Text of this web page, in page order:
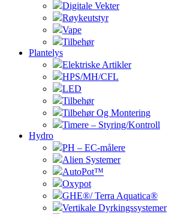
Digitale Vekter
Røykeutstyr
Vape
Tilbehør
Plantelys
Elektriske Artikler
HPS/MH/CFL
LED
Tilbehør
Tilbehør Og Montering
Timere – Styring/Kontroll
Hydro
PH – EC-målere
Alien Systemer
AutoPot™
Oxypot
GHE®/ Terra Aquatica®
Vertikale Dyrkingssystemer